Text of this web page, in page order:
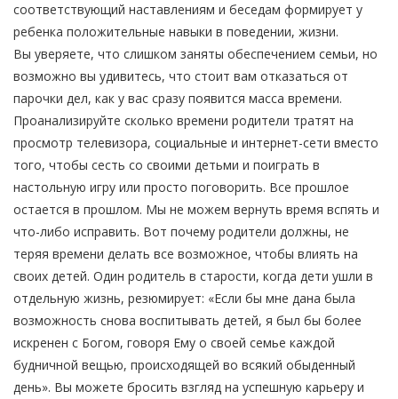
соответствующий наставлениям и беседам формирует у
ребенка положительные навыки в поведении, жизни.
Вы уверяете, что слишком заняты обеспечением семьи, но
возможно вы удивитесь, что стоит вам отказаться от
парочки дел, как у вас сразу появится масса времени.
Проанализируйте сколько времени родители тратят на
просмотр телевизора, социальные и интернет-сети вместо
того, чтобы сесть со своими детьми и поиграть в
настольную игру или просто поговорить. Все прошлое
остается в прошлом. Мы не можем вернуть время вспять и
что-либо исправить. Вот почему родители должны, не
теряя времени делать все возможное, чтобы влиять на
своих детей. Один родитель в старости, когда дети ушли в
отдельную жизнь, резюмирует: «Если бы мне дана была
возможность снова воспитывать детей, я был бы более
искренен с Богом, говоря Ему о своей семье каждой
будничной вещью, происходящей во всякий обыденный
день». Вы можете бросить взгляд на успешную карьеру и